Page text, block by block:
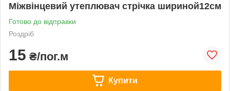
Міжвінцевий утеплювач стрічка шириной12см
Готово до відправки
Роздріб
15 ₴/пог.м
Купити